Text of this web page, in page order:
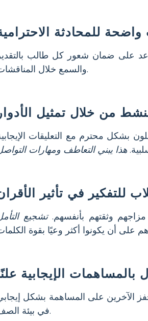
للمحادثة
على ضمان شعور كل طالب
والسمع خلال المناقشات.
من خلال تمثيل الأدوار
بشكل محترم مع التعليقات
هذا يبني التعاطف ومهارات
للتفكير في تأثير
وثقتهم بأنفسهم.تشجيع
بالمساهمات الإيجابية
الآخرين على المساهمة بشكل
في بيئة الصف.